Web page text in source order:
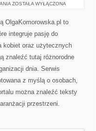
SPORT
ZOSTAŁA WYŁĄCZONA
OlgaKomorowska.pl to
integruje pasję do
kobiet oraz użytecznych
znaleźć tutaj różnorodne
dnia. Serwis
z myślą o osobach,
można znaleźć teksty
przestrzeni.